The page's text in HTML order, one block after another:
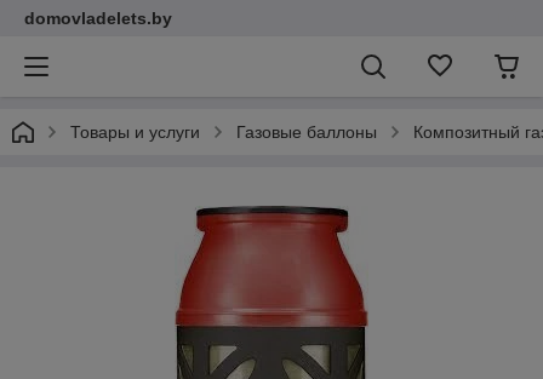
domovladelets.by
Товары и услуги Газовые баллоны Композитный